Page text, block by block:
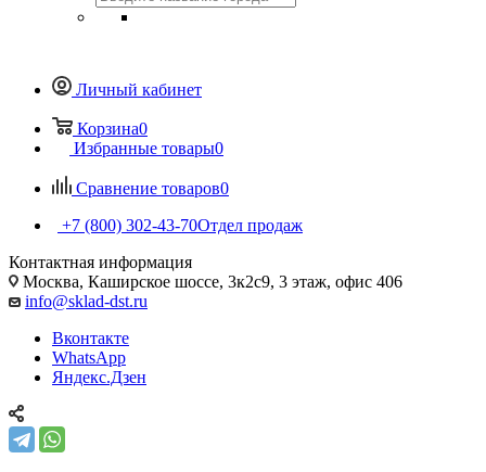
Личный кабинет
Корзина0
Избранные товары0
Сравнение товаров0
+7 (800) 302-43-70Отдел продаж
Контактная информация
Москва, Каширское шоссе, 3к2с9, 3 этаж, офис 406
info@sklad-dst.ru
Вконтакте
WhatsApp
Яндекс.Дзен